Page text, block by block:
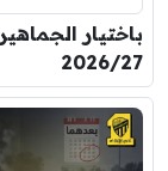
باختيار
2026/27